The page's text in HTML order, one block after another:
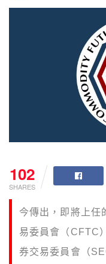
102
SHARES
今傳出，即將上任
易委員會（CFTC
券交易委員會（